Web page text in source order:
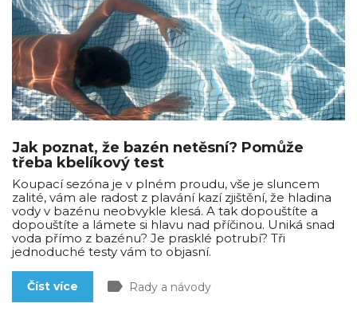
Jak poznat, že bazén netěsní? Pomůže
třeba kbelíkový test
Koupací sezóna je v plném proudu, vše je sluncem
zalité, vám ale radost z plavání kazí zjištění, že hladina
vody v bazénu neobvykle klesá. A tak dopouštíte a
dopouštíte a lámete si hlavu nad příčinou. Uniká snad
voda přímo z bazénu? Je prasklé potrubí? Tři
jednoduché testy vám to objasní.
Číst více label Rady a návody